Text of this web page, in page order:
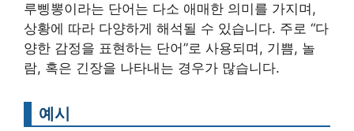
루삥뽕이라는 단어는 다소 애매한 의미를 가지며,
상황에 따라 다양하게 해석될 수 있습니다. 주로 “다
양한 감정을 표현하는 단어”로 사용되며, 기쁨, 놀
람, 혹은 긴장을 나타내는 경우가 많습니다.
예시